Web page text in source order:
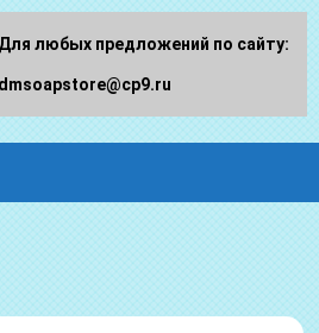
Для любых предложений по сайту:
dmsoapstore@cp9.ru